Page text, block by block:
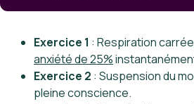
Exercice 1 : Respiration
anxiété de 25%
Exercice 2 : Suspension du
pleine conscience.